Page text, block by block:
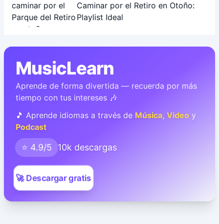
Caminar por el Retiro en Otoño:
Playlist Ideal
MusicLearn
Aprende de forma divertida — recuerda por más
tiempo con tus intereses 🎶
🎵 Aprende idiomas a través de Música, Video y
Podcast
⭐ 4.9/5 10k descargas
🚀 Descargar gratis